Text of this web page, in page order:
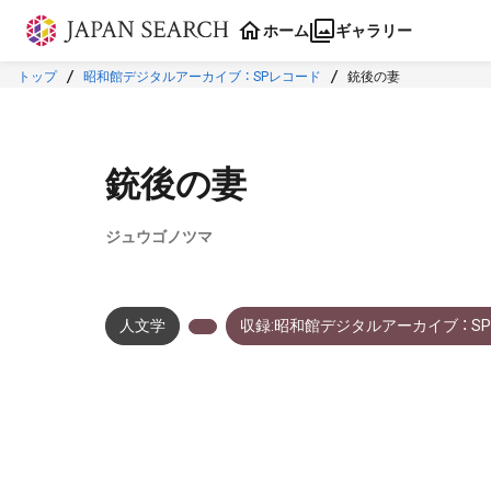
本文に飛ぶ
ホーム ギャラリー
トップ 昭和館デジタルアーカイブ ： SPレコード 銃後の妻
銃後の妻
ジュウゴノツマ
人文学 収録:昭和館デジタルアーカイブ ：